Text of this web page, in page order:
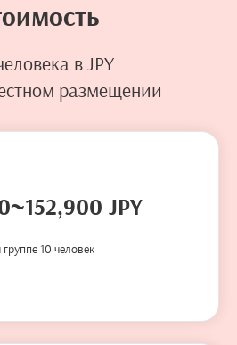
в JPY
размещении
JPY
10 человек